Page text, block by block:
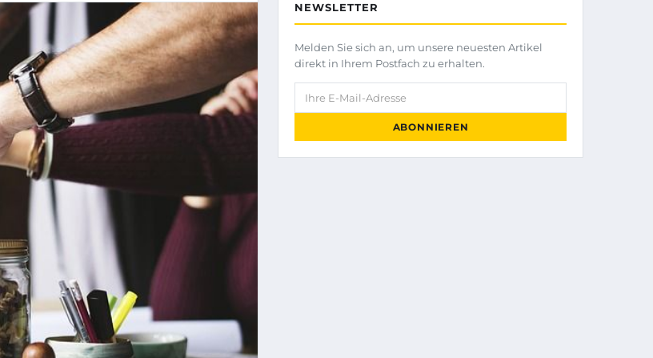
NEWSLETTER
Melden Sie sich an, um unsere neuesten Artikel
direkt in Ihrem Postfach zu erhalten.
Ihre E-Mail-Adresse
ABONNIEREN